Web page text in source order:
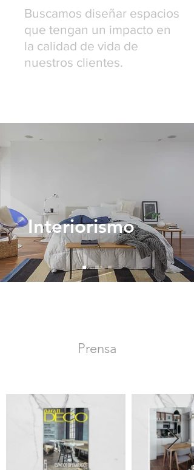
Buscamos diseñar espacios
que tengan un impacto en
la calidad de vida de
nuestros clientes.
Interiorismo
Prensa